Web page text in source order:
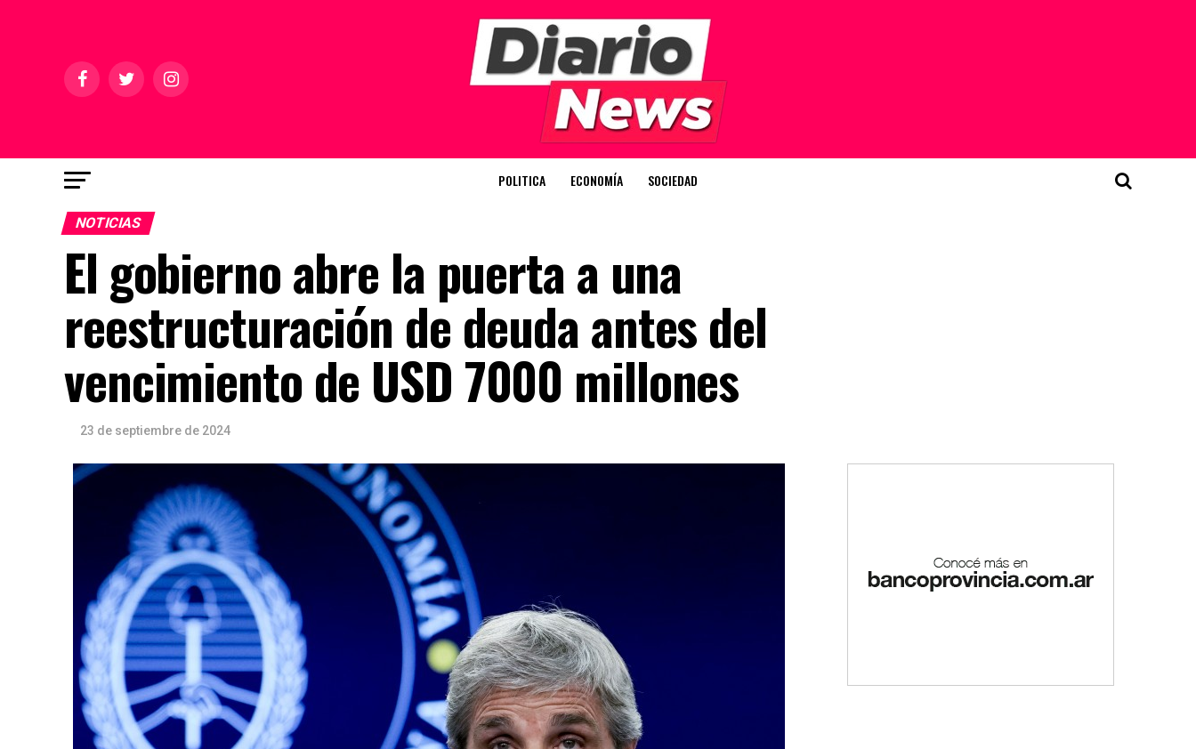
POLITICA ECONOMÍA SOCIEDAD
NOTICIAS
El gobierno abre la puerta a una
reestructuración de deuda antes del
vencimiento de USD 7000 millones
23 de septiembre de 2024